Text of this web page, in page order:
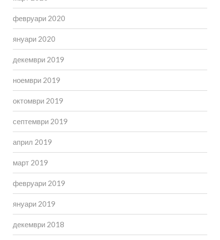
февруари 2020
януари 2020
декември 2019
ноември 2019
октомври 2019
септември 2019
април 2019
март 2019
февруари 2019
януари 2019
декември 2018